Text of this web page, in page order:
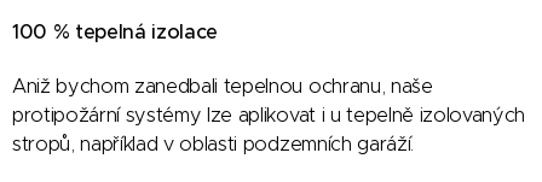
100 % tepelná izolace
Aniž bychom zanedbali tepelnou ochranu, naše
protipožární systémy lze aplikovat i u tepelně izolovaných
stropů, například v oblasti podzemních garáží.